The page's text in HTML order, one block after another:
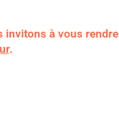
invitons à vous rendre
.